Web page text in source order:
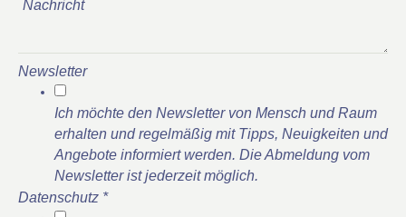
Newsletter
Ich möchte den Newsletter von Mensch und Raum
erhalten und regelmäßig mit Tipps, Neuigkeiten und
Angebote informiert werden. Die Abmeldung vom
Newsletter ist jederzeit möglich.
Datenschutz *